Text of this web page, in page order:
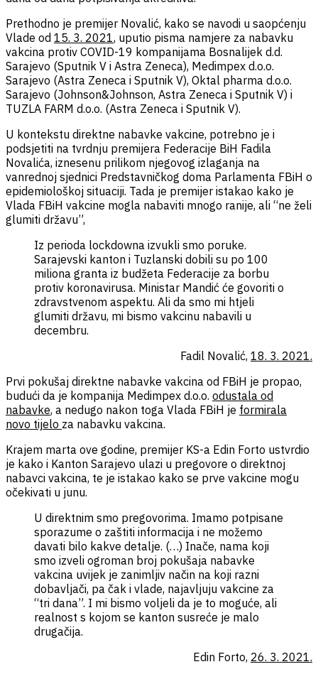
Prethodno je premijer Novalić, kako se navodi u saopćenju
Vlade od 15. 3. 2021, uputio pisma namjere za nabavku
vakcina protiv COVID-19 kompanijama Bosnalijek d.d.
Sarajevo (Sputnik V i Astra Zeneca), Medimpex d.o.o.
Sarajevo (Astra Zeneca i Sputnik V), Oktal pharma d.o.o.
Sarajevo (Johnson&Johnson, Astra Zeneca i Sputnik V) i
TUZLA FARM d.o.o. (Astra Zeneca i Sputnik V).
U kontekstu direktne nabavke vakcine, potrebno je i
podsjetiti na tvrdnju premijera Federacije BiH Fadila
Novalića, iznesenu prilikom njegovog izlaganja na
vanrednoj sjednici Predstavničkog doma Parlamenta FBiH o
epidemiološkoj situaciji. Tada je premijer istakao kako je
Vlada FBiH vakcine mogla nabaviti mnogo ranije, ali “ne želi
glumiti državu”,
Iz perioda lockdowna izvukli smo poruke.
Sarajevski kanton i Tuzlanski dobili su po 100
miliona granta iz budžeta Federacije za borbu
protiv koronavirusa. Ministar Mandić će govoriti o
zdravstvenom aspektu. Ali da smo mi htjeli
glumiti državu, mi bismo vakcinu nabavili u
decembru.
Fadil Novalić, 18. 3. 2021.
Prvi pokušaj direktne nabavke vakcina od FBiH je propao,
budući da je kompanija Medimpex d.o.o. odustala od
nabavke, a nedugo nakon toga Vlada FBiH je formirala
novo tijelo za nabavku vakcina.
Krajem marta ove godine, premijer KS-a Edin Forto ustvrdio
je kako i Kanton Sarajevo ulazi u pregovore o direktnoj
nabavci vakcina, te je istakao kako se prve vakcine mogu
očekivati u junu.
U direktnim smo pregovorima. Imamo potpisane
sporazume o zaštiti informacija i ne možemo
davati bilo kakve detalje. (…) Inače, nama koji
smo izveli ogroman broj pokušaja nabavke
vakcina uvijek je zanimljiv način na koji razni
dobavljači, pa čak i vlade, najavljuju vakcine za
“tri dana”. I mi bismo voljeli da je to moguće, ali
realnost s kojom se kanton susreće je malo
drugačija.
Edin Forto, 26. 3. 2021.